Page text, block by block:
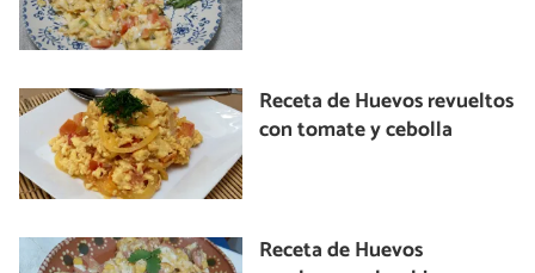
Receta de Huevos revueltos
con tomate y cebolla
Receta de Huevos